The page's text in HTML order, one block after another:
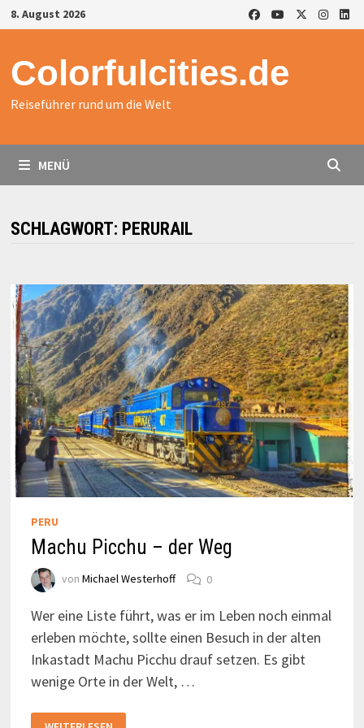
Zurück
zum
8. August 2026
Colorfulcities.de
Reiseführer rund um die Welt
MENÜ
SCHLAGWORT: PERURAIL
PERU
Machu Picchu – der Weg
von Michael Westerhoff 0
Wer eine Liste führt, was er im Leben noch einmal
erleben möchte, sollte einen Besuch in der alten
Inkastadt Machu Picchu drauf setzen. Es gibt
wenige Orte in der Welt, …